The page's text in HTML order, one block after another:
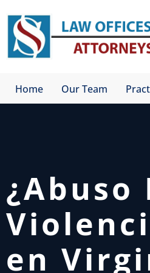
content
Home Our Team
¿Abuso
en